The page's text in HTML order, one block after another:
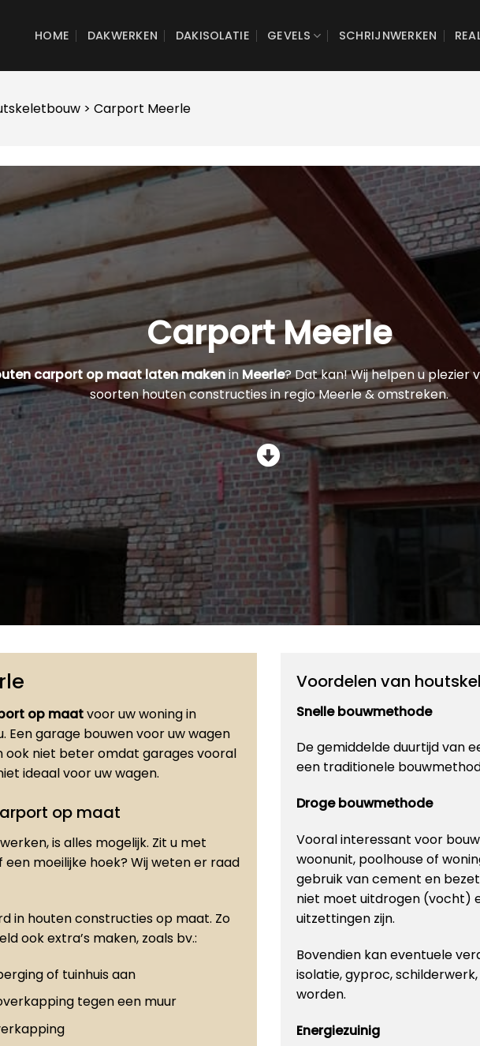
HOME DAKWERKEN DAKISOLATIE GEVELS SCHRIJNWERKEN
> Carport Meerle
Carport Meerle
carport op maat laten makenin Meerle? Dat kan! Wij helpen u
soorten houten constructies in regio Meerle & omstreken.
op maatvoor uw woning in
Een garage bouwen voor uw wagen
ook niet beter omdat garages vooral
ideaal voor uw wagen.
op maat
is alles mogelijk. Zit u met
moeilijke hoek? Wij weten er raad
in houten constructies op maat. Zo
ook extra’s maken, zoals bv.:
of tuinhuis aan
tegen een muur
Voordelen van
Snelle bouwmethode
De gemiddelde duurtijd van
een traditionele
Droge bouwmethode
Vooral interessant voor
woonunit, poolhouse of
gebruik van cement en
niet moet uitdrogen (vocht)
uitzettingen zijn.
Bovendien kan eventuele
isolatie, gyproc,
worden.
Energiezuinig